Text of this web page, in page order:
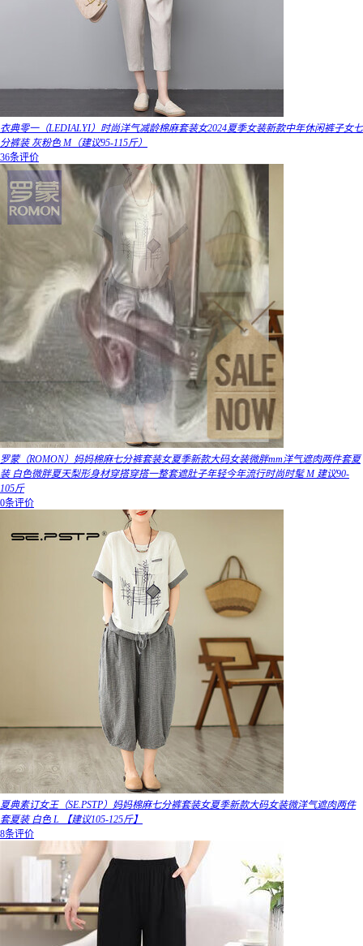
衣典零一（LEDIALYI）时尚洋气减龄棉麻套装女2024夏季女装新款中年休闲裤子女七
分裤装 灰粉色 M（建议95-115斤）
36条评价
罗蒙（ROMON）妈妈棉麻七分裤套装女夏季新款大码女装微胖mm洋气遮肉两件套夏
装 白色微胖夏天梨形身材穿搭穿搭一整套遮肚子年轻今年流行时尚时髦 M 建议90-
105斤
0条评价
夏典素订女王（SE.PSTP）妈妈棉麻七分裤套装女夏季新款大码女装微洋气遮肉两件
套夏装 白色 L 【建议105-125斤】
8条评价